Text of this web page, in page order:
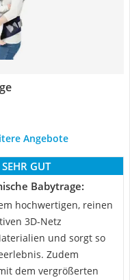
Angebote
SEHR GUT
Babytrage:
hochwertigen, reinen
3D-Netz
und sorgt so
Zudem
dem vergrößerten